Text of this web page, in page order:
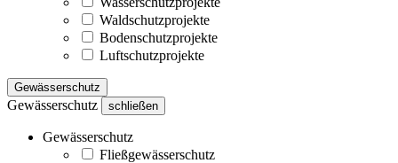
Waldschutzprojekte
Bodenschutzprojekte
Luftschutzprojekte
Gewässerschutz
Gewässerschutz schließen
Gewässerschutz
Fließgewässerschutz